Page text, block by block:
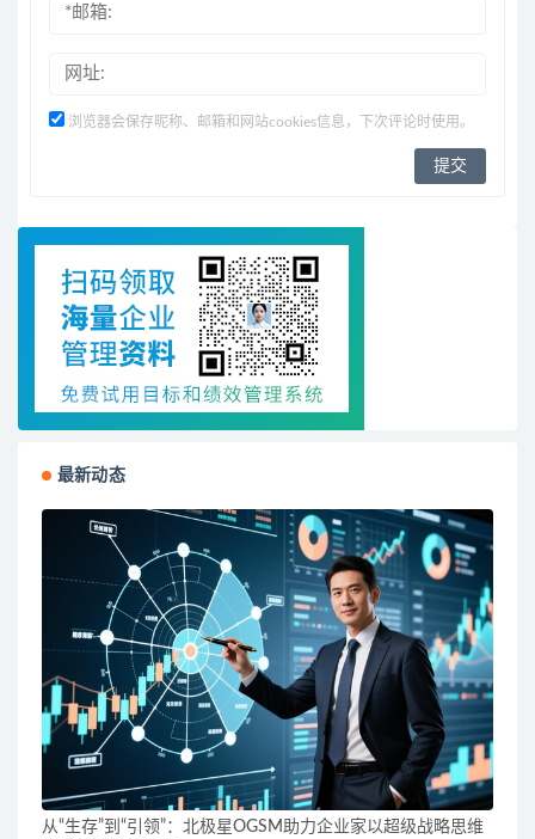
浏览器会保存昵称、邮箱和网站cookies信息，下次评论时使用。
最新动态
从“生存”到“引领”：北极星OGSM助力企业家以超级战略思维